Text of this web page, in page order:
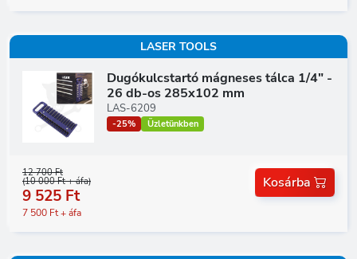
LASER TOOLS
Dugókulcstartó mágneses tálca 1/4" -
26 db-os 285x102 mm
LAS-6209
-25% Üzletünkben
12 700 Ft
(10 000 Ft + áfa)
9 525 Ft
7 500 Ft + áfa
Kosárba